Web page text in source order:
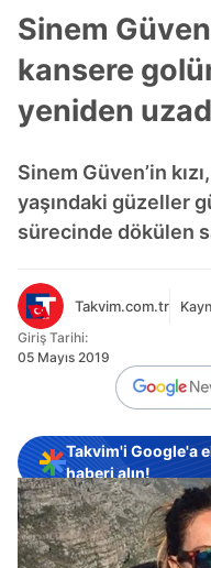
Sinem
kansere
yeniden
Sinem Güven’in
yaşındaki güzeller
sürecinde dökülen
Takvim.com.tr
Giriş Tarihi:
05 Mayıs 2019
Takvim'i Google'a
haberi alın!